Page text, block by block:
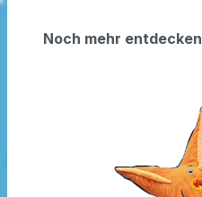
Noch mehr entdecken